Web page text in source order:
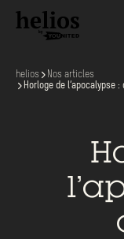
helios
Nos articles
Horloge de l’apocalypse